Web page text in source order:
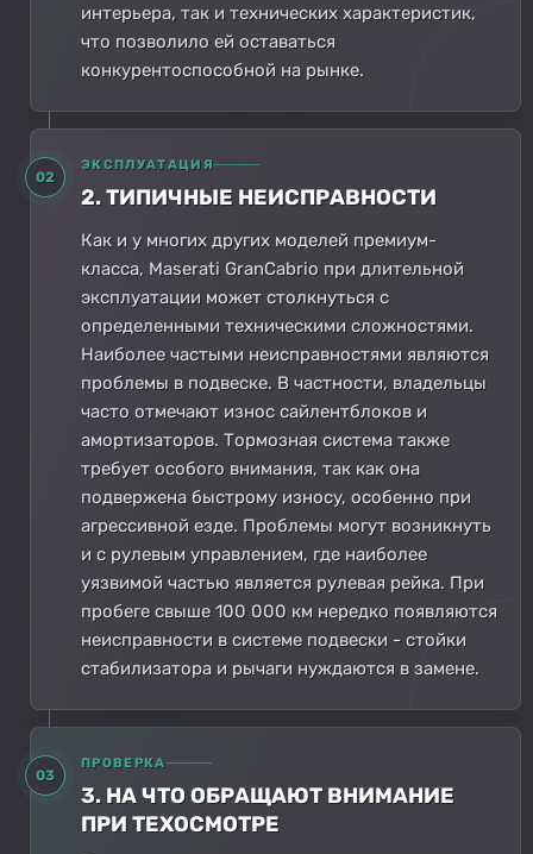
интерьера, так и технических характеристик,
что позволило ей оставаться
конкурентоспособной на рынке.
02
ЭКСПЛУАТАЦИЯ
2. ТИПИЧНЫЕ НЕИСПРАВНОСТИ
Как и у многих других моделей премиум-
класса, Maserati GranCabrio при длительной
эксплуатации может столкнуться с
определенными техническими сложностями.
Наиболее частыми неисправностями являются
проблемы в подвеске. В частности, владельцы
часто отмечают износ сайлентблоков и
амортизаторов. Тормозная система также
требует особого внимания, так как она
подвержена быстрому износу, особенно при
агрессивной езде. Проблемы могут возникнуть
и с рулевым управлением, где наиболее
уязвимой частью является рулевая рейка. При
пробеге свыше 100 000 км нередко появляются
неисправности в системе подвески - стойки
стабилизатора и рычаги нуждаются в замене.
03
ПРОВЕРКА
3. НА ЧТО ОБРАЩАЮТ ВНИМАНИЕ
ПРИ ТЕХОСМОТРЕ